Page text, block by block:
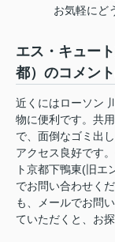
お気軽にど
エス・キュー
都）のコメン
近くにはローソン
物に便利です。共
で、面倒なゴミ出
アクセス良好です
ト京都下鴨東(旧エ
でお問い合わせく
も、メールでお問
ていただくと、お